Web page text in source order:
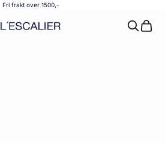
Fri frakt over 1500,-
L´ESCALIER Søk